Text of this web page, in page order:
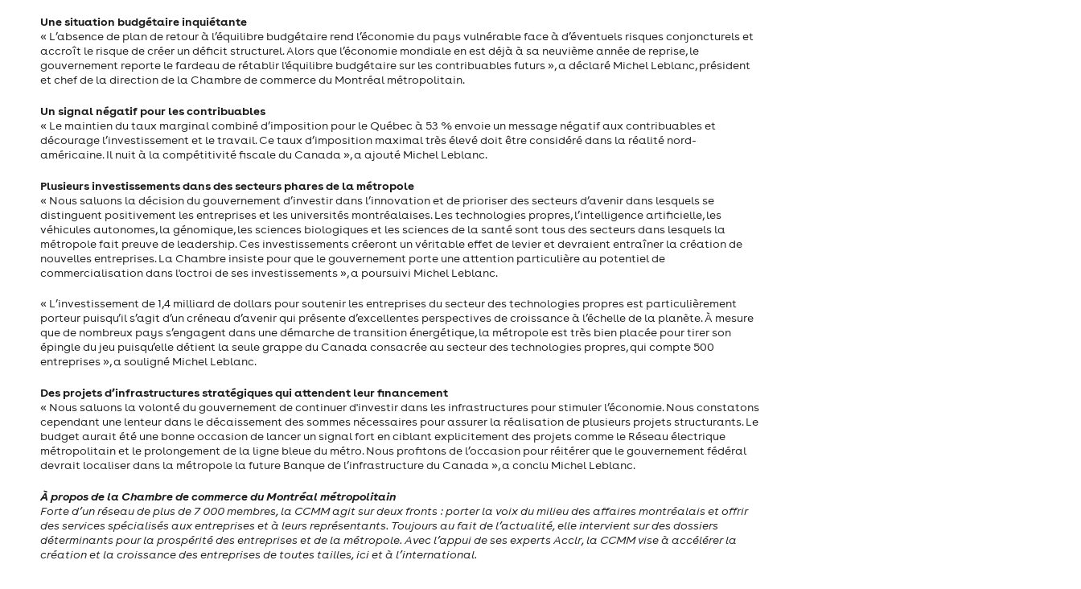
Une situation budgétaire inquiétante
« L’absence de plan de retour à l’équilibre budgétaire rend l’économie du pays vulnérable face à d’éventuels risques conjoncturels et
accroît le risque de créer un déficit structurel. Alors que l’économie mondiale en est déjà à sa neuvième année de reprise, le
gouvernement reporte le fardeau de rétablir l'équilibre budgétaire sur les contribuables futurs », a déclaré Michel Leblanc, président
et chef de la direction de la Chambre de commerce du Montréal métropolitain.
Un signal négatif pour les contribuables
« Le maintien du taux marginal combiné d’imposition pour le Québec à 53 % envoie un message négatif aux contribuables et
décourage l’investissement et le travail. Ce taux d’imposition maximal très élevé doit être considéré dans la réalité nord-
américaine. Il nuit à la compétitivité fiscale du Canada », a ajouté Michel Leblanc.
Plusieurs investissements dans des secteurs phares de la métropole
« Nous saluons la décision du gouvernement d’investir dans l’innovation et de prioriser des secteurs d’avenir dans lesquels se
distinguent positivement les entreprises et les universités montréalaises. Les technologies propres, l’intelligence artificielle, les
véhicules autonomes, la génomique, les sciences biologiques et les sciences de la santé sont tous des secteurs dans lesquels la
métropole fait preuve de leadership. Ces investissements créeront un véritable effet de levier et devraient entraîner la création de
nouvelles entreprises. La Chambre insiste pour que le gouvernement porte une attention particulière au potentiel de
commercialisation dans l'octroi de ses investissements », a poursuivi Michel Leblanc.
« L’investissement de 1,4 milliard de dollars pour soutenir les entreprises du secteur des technologies propres est particulièrement
porteur puisqu’il s’agit d’un créneau d’avenir qui présente d’excellentes perspectives de croissance à l’échelle de la planète. À mesure
que de nombreux pays s’engagent dans une démarche de transition énergétique, la métropole est très bien placée pour tirer son
épingle du jeu puisqu’elle détient la seule grappe du Canada consacrée au secteur des technologies propres, qui compte 500
entreprises », a souligné Michel Leblanc.
Des projets d’infrastructures stratégiques qui attendent leur financement
« Nous saluons la volonté du gouvernement de continuer d'investir dans les infrastructures pour stimuler l’économie. Nous constatons
cependant une lenteur dans le décaissement des sommes nécessaires pour assurer la réalisation de plusieurs projets structurants. Le
budget aurait été une bonne occasion de lancer un signal fort en ciblant explicitement des projets comme le Réseau électrique
métropolitain et le prolongement de la ligne bleue du métro. Nous profitons de l’occasion pour réitérer que le gouvernement fédéral
devrait localiser dans la métropole la future Banque de l’infrastructure du Canada », a conclu Michel Leblanc.
À propos de la Chambre de commerce du Montréal métropolitain
Forte d’un réseau de plus de 7 000 membres, la CCMM agit sur deux fronts : porter la voix du milieu des affaires montréalais et offrir
des services spécialisés aux entreprises et à leurs représentants. Toujours au fait de l’actualité, elle intervient sur des dossiers
déterminants pour la prospérité des entreprises et de la métropole. Avec l’appui de ses experts Acclr, la CCMM vise à accélérer la
création et la croissance des entreprises de toutes tailles, ici et à l’international.